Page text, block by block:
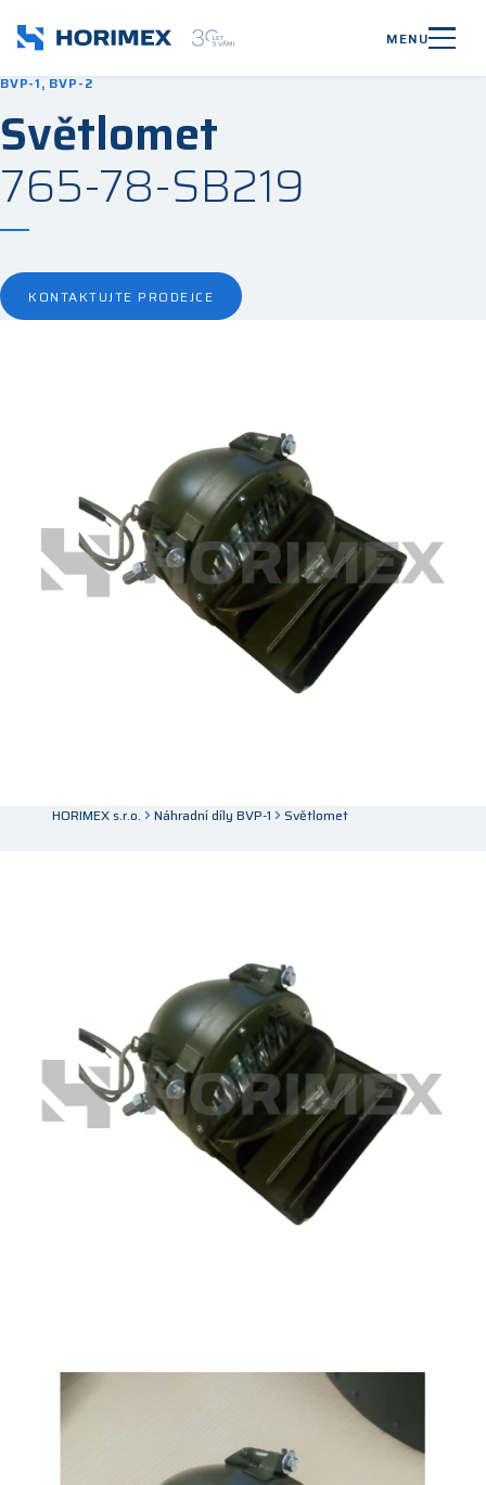
MENU
BVP-1, BVP-2
Světlomet
765-78-SB219
KONTAKTUJTE PRODEJCE
HORIMEX s.r.o. Náhradní díly BVP-1 Světlomet